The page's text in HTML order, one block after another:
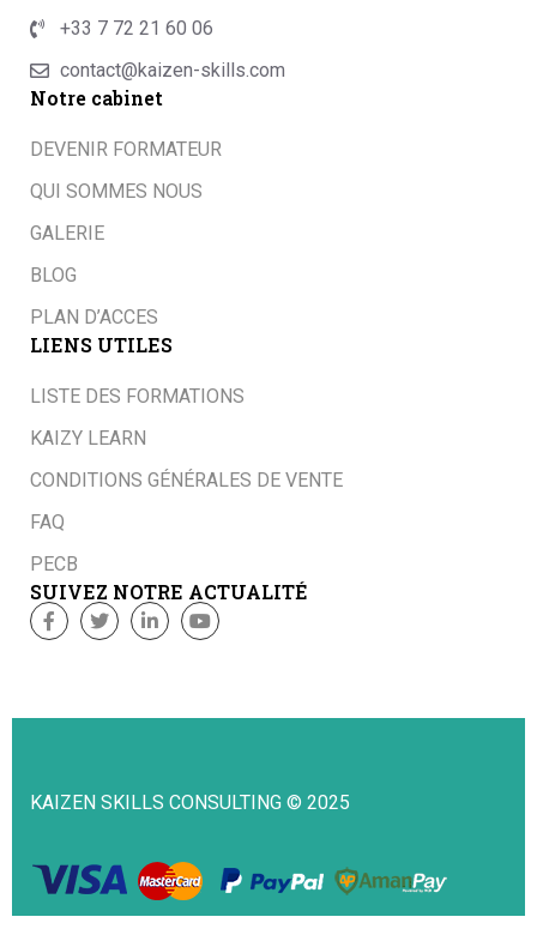
+33 7 72 21 60 06
contact@kaizen-skills.com
Notre cabinet
DEVENIR FORMATEUR
QUI SOMMES NOUS
GALERIE
BLOG
PLAN D’ACCES
LIENS UTILES
LISTE DES FORMATIONS
KAIZY LEARN
CONDITIONS GÉNÉRALES DE VENTE
FAQ
PECB
SUIVEZ NOTRE ACTUALITÉ
KAIZEN SKILLS CONSULTING © 2025